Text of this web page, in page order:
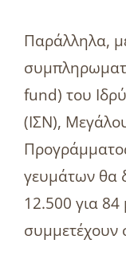
Παράλληλα,
fund) του
(ΙΣΝ),
γευμάτων θα
12.500 για